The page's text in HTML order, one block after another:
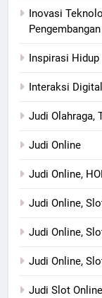
Inovasi
Inspirasi Hidup
Interaksi Digital
Judi Olahraga,
Judi Online
Judi Online,
Judi Online,
Judi Online,
Judi Online,
Judi Slot